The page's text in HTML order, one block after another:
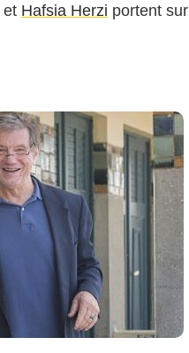
et Hafsia Herzi portent sur